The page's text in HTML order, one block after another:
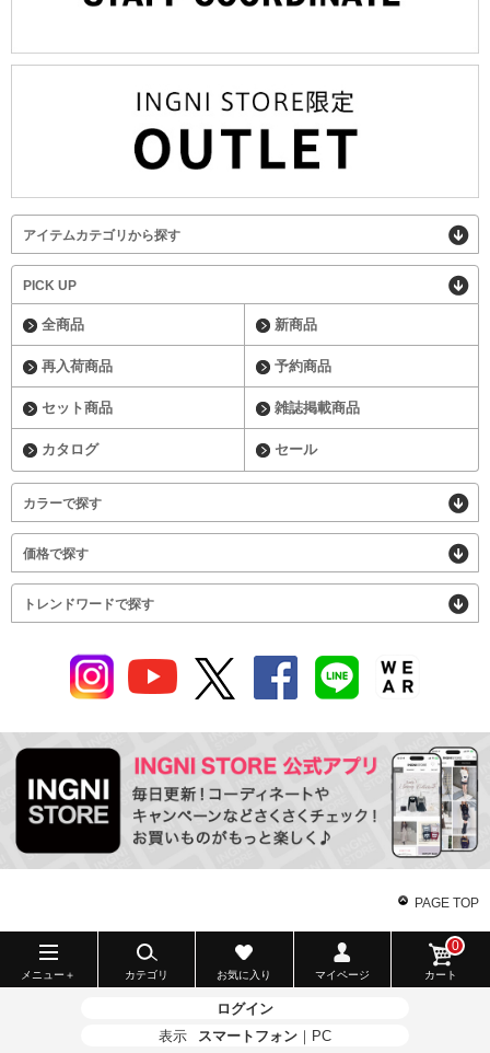
アイテムカテゴリから探す
PICK UP
全商品 新商品
再入荷商品 予約商品
セット商品 雑誌掲載商品
カタログ セール
カラーで探す
価格で探す
トレンドワードで探す
PAGE TOP
メニュー＋ カテゴリ お気に入り マイページ カート
0
ログイン
表示
スマートフォン ｜ PC